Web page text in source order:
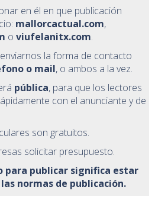
en él en que publicación
mallorcactual.com,
o viufelanitx.com.
la forma de contacto
o mail, o ambos a la vez.
pública, para que los lectores
con el anunciante y de
son gratuitos.
solicitar presupuesto.
para publicar significa estar
normas de publicación.